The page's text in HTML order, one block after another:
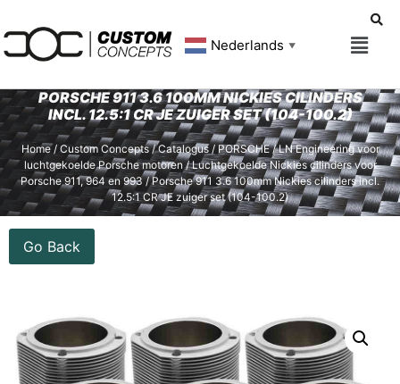
Nederlands ▼
PORSCHE 911 3.6 100MM NICKIES CILINDERS
INCL. 12.5:1 CR JE ZUIGER SET (104-100.2)
Home/ Custom Concepts/Catalogus/ PORSCHE/LN Engineering voor
luchtgekoelde Porsche motoren/Luchtgekoelde Nickies cilinders voor
Porsche 911, 964 en 993/ Porsche 911 3.6 100mm Nickies cilinders incl.
12.5:1 CR JE zuiger set (104-100.2)
Go Back